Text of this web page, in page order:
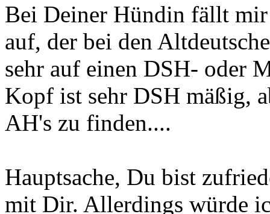
Bei Deiner Hündin fällt mir
auf, der bei den
sehr auf einen DSH- oder
Kopf ist sehr DSH mäßig,
AH's zu finden....
Hauptsache, Du bist
mit Dir. Allerdings würde